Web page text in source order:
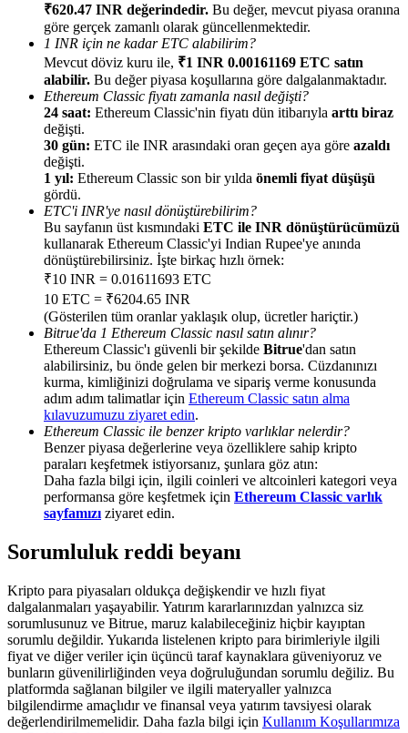
BTC Welcome Rewards
BTC Welcome Rewards
Deposit & Trade BTC to Share 25000 USDT prize pool!
Deposit CASHCAT & Win
Share 500000 CASHCAT prize pool
Exclusive for BitMart Users
Register & Trade to Win 500,000 USDT
Precious Metals Trading Carnival
Trade Gold & Silver · 33,333 USDT Bonus
USDT New User Exclusive 10% APR
USDT Flexible Staking | Daily Rewards
₹620.47 INR değerindedir. Bu değer, mevcut piyasa oranına
göre gerçek zamanlı olarak güncellenmektedir.
1 INR için ne kadar ETC alabilirim?
Mevcut döviz kuru ile, ₹1 INR 0.00161169 ETC satın
alabilir. Bu değer piyasa koşullarına göre dalgalanmaktadır.
Ethereum Classic fiyatı zamanla nasıl değişti?
24 saat: Ethereum Classic'nin fiyatı dün itibarıyla arttı biraz
değişti.
30 gün: ETC ile INR arasındaki oran geçen aya göre azaldı
değişti.
1 yıl: Ethereum Classic son bir yılda önemli fiyat düşüşü
gördü.
ETC'i INR'ye nasıl dönüştürebilirim?
Bu sayfanın üst kısmındaki ETC ile INR dönüştürücümüzü
kullanarak Ethereum Classic'yi Indian Rupee'ye anında
dönüştürebilirsiniz. İşte birkaç hızlı örnek:
₹10 INR = 0.01611693 ETC
10 ETC = ₹6204.65 INR
(Gösterilen tüm oranlar yaklaşık olup, ücretler hariçtir.)
Bitrue'da 1 Ethereum Classic nasıl satın alınır?
Ethereum Classic'ı güvenli bir şekilde Bitrue'dan satın
alabilirsiniz, bu önde gelen bir merkezi borsa. Cüzdanınızı
kurma, kimliğinizi doğrulama ve sipariş verme konusunda
adım adım talimatlar için Ethereum Classic satın alma
kılavuzumuzu ziyaret edin.
Ethereum Classic ile benzer kripto varlıklar nelerdir?
Benzer piyasa değerlerine veya özelliklere sahip kripto
paraları keşfetmek istiyorsanız, şunlara göz atın:
Daha fazla bilgi için, ilgili coinleri ve altcoinleri kategori veya
performansa göre keşfetmek için Ethereum Classic varlık
sayfamızı ziyaret edin.
Sorumluluk reddi beyanı
Kripto para piyasaları oldukça değişkendir ve hızlı fiyat
dalgalanmaları yaşayabilir. Yatırım kararlarınızdan yalnızca siz
sorumlusunuz ve Bitrue, maruz kalabileceğiniz hiçbir kayıptan
sorumlu değildir. Yukarıda listelenen kripto para birimleriyle ilgili
fiyat ve diğer veriler için üçüncü taraf kaynaklara güveniyoruz ve
bunların güvenilirliğinden veya doğruluğundan sorumlu değiliz. Bu
platformda sağlanan bilgiler ve ilgili materyaller yalnızca
bilgilendirme amaçlıdır ve finansal veya yatırım tavsiyesi olarak
değerlendirilmemelidir. Daha fazla bilgi için Kullanım Koşullarımıza